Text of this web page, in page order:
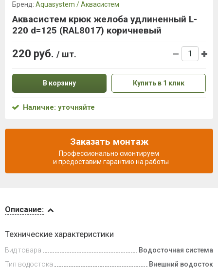
и оплата
Описание:
Технические характеристики
Вид товара
Водосточная система
Тип водостока
Внешний водосток
Бренд: Aquasystem / Аквасистем
Аквасистем крюк желоба удлиненный L-
220 d=125 (RAL8017) коричневый
220 руб. / шт.
В корзину Купить в 1 клик
Наличие: уточняйте
Заказать монтаж
Профессионально смонтируем
и предоставим гарантию на работы